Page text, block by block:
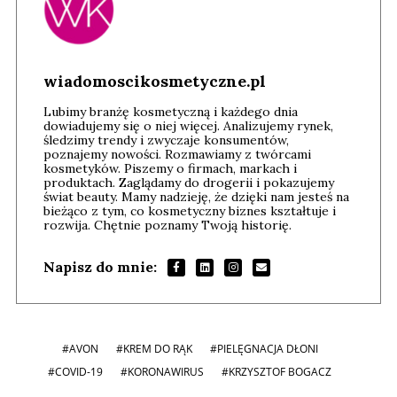
wiadomoscikosmetyczne.pl
Lubimy branżę kosmetyczną i każdego dnia
dowiadujemy się o niej więcej. Analizujemy rynek,
śledzimy trendy i zwyczaje konsumentów,
poznajemy nowości. Rozmawiamy z twórcami
kosmetyków. Piszemy o firmach, markach i
produktach. Zaglądamy do drogerii i pokazujemy
świat beauty. Mamy nadzieję, że dzięki nam jesteś na
bieżąco z tym, co kosmetyczny biznes kształtuje i
rozwija. Chętnie poznamy Twoją historię.
Napisz do mnie:
#AVON #KREM DO RĄK
#PIELĘGNACJA DŁONI
#COVID-19
#KORONAWIRUS #KRZYSZTOF BOGACZ